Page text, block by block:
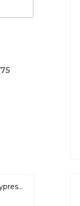
75
Specialized Sirrus X 3.0 Gloss Cypress / Cool Grey Reflective